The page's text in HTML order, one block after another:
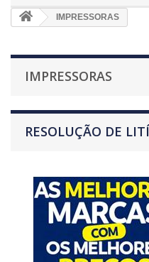
IMPRESSORAS
IMPRESSORAS
RESOLUÇÃO DE